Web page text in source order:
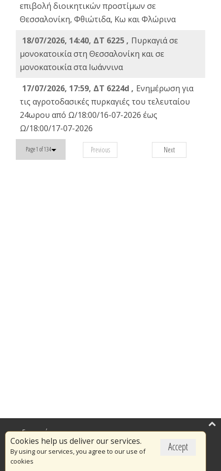
επιβολή διοικητικών προστίμων σε
Θεσσαλονίκη, Φθιώτιδα, Κω και Φλώρινα
18/07/2026, 14:40, ΔΤ 6225 , Πυρκαγιά σε
μονοκατοικία στη Θεσσαλονίκη και σε
μονοκατοικία στα Ιωάννινα
17/07/2026, 17:59, ΔΤ 6224d , Ενημέρωση για
τις αγροτοδασικές πυρκαγιές του τελευταίου
24ωρου από Ω/18:00/16-07-2026 έως
Ω/18:00/17-07-2026
Page 1 of 134 Previous Next
Accept
Cookies help us deliver our services.
By using our services, you agree to our use of
cookies
Επικαιρότητα
Το Πυροσβεστικό Σώμα